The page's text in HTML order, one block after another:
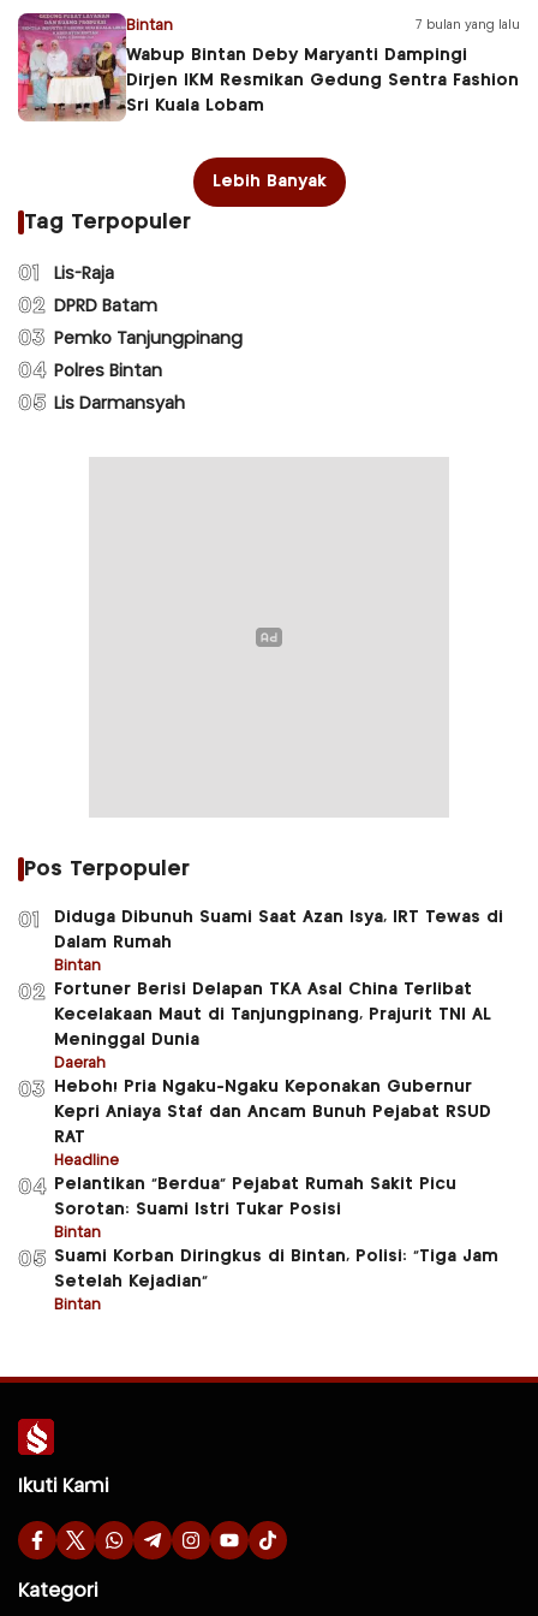
Bintan 7 bulan yang lalu
Wabup Bintan Deby Maryanti Dampingi
Dirjen IKM Resmikan Gedung Sentra Fashion
Sri Kuala Lobam
Lebih Banyak
Tag Terpopuler
01 Lis-Raja
02 DPRD Batam
03 Pemko Tanjungpinang
04 Polres Bintan
05 Lis Darmansyah
Pos Terpopuler
01
Diduga Dibunuh Suami Saat Azan Isya, IRT Tewas di
Dalam Rumah
Bintan
02
Fortuner Berisi Delapan TKA Asal China Terlibat
Kecelakaan Maut di Tanjungpinang, Prajurit TNI AL
Meninggal Dunia
Daerah
03
Heboh! Pria Ngaku-Ngaku Keponakan Gubernur
Kepri Aniaya Staf dan Ancam Bunuh Pejabat RSUD
RAT
Headline
04
Pelantikan “Berdua” Pejabat Rumah Sakit Picu
Sorotan: Suami Istri Tukar Posisi
Bintan
05 Suami Korban Diringkus di Bintan, Polisi: “Tiga Jam
Setelah Kejadian”
Bintan
Ikuti Kami
Kategori